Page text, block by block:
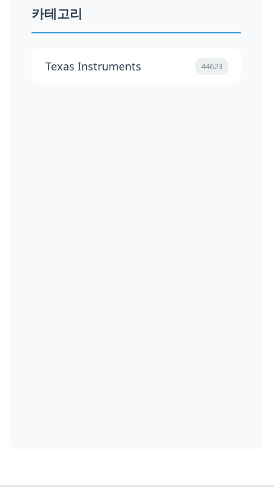
카테고리
Texas Instruments 44623